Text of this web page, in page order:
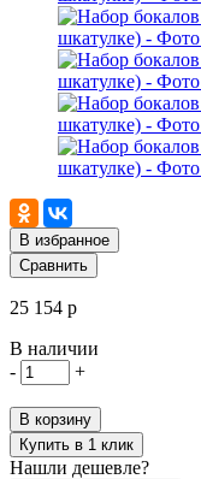
В избранное
Сравнить
25 154 р
В наличии
-
+
В корзину
Купить в 1 клик
Нашли дешевле?